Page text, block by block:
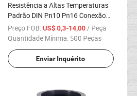
Resistência a Altas Temperaturas
Padrão DIN Pn10 Pn16 Conexão
de Plástico PVC UPVC CPVC
Indústria Tubulação Acessórios de
Preço FOB:US$ 0,3-14,00/ Peça
Quantidade Mínima: 500 Peças
Enviar Inquérito